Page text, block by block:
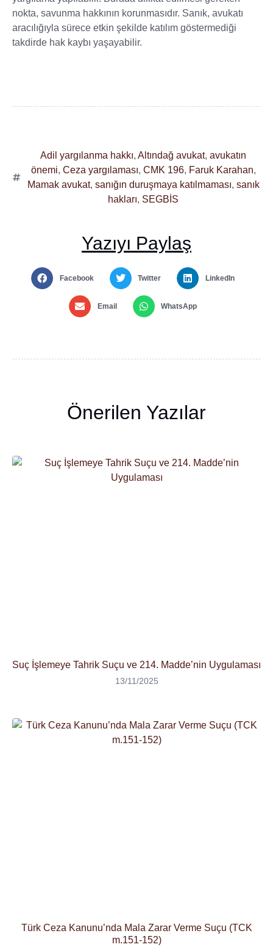
nokta, savunma hakkının korunmasıdır. Sanık, avukatı
aracılığıyla sürece etkin şekilde katılım göstermediği
takdirde hak kaybı yaşayabilir.
Adil yargılanma hakkı, Altındağ avukat, avukatın
önemi, Ceza yargılaması, CMK 196, Faruk Karahan,
Mamak avukat, sanığın duruşmaya katılmaması, sanık
hakları, SEGBİS
Yazıyı Paylaş
Facebook Twitter LinkedIn
Email WhatsApp
Önerilen Yazılar
Suç İşlemeye Tahrik Suçu ve 214. Madde’nin Uygulaması
13/11/2025
Türk Ceza Kanunu’nda Mala Zarar Verme Suçu (TCK
m.151-152)